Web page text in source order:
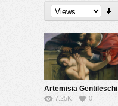
Artemisia Gentileschi
7.25K 0